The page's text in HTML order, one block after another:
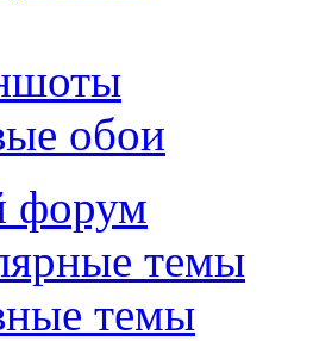
обои
форум
темы
темы